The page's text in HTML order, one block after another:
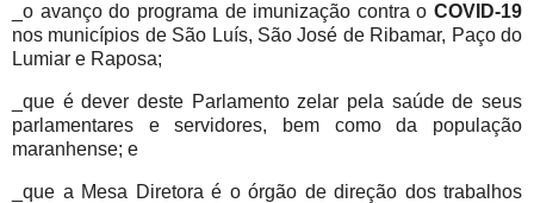
_o avanço do programa de imunização contra o COVID-19
nos municípios de São Luís, São José de Ribamar, Paço do
Lumiar e Raposa;
_que é dever deste Parlamento zelar pela saúde de seus
parlamentares e servidores, bem como da população
maranhense; e
_que a Mesa Diretora é o órgão de direção dos trabalhos